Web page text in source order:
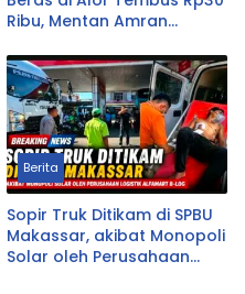
Ribu, Mentan Amran
Bulog
Berita
Sopir Truk Ditikam di SPBU
Makassar, akibat Monopoli
Solar oleh Perusahaan